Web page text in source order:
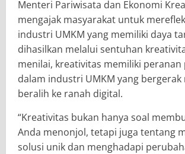
Menteri Pariwisata dan Ekonomi
mengajak masyarakat untuk
industri UMKM yang memiliki daya
dihasilkan melalui sentuhan
menilai, kreativitas memiliki peranan
dalam industri UMKM yang bergerak
beralih ke ranah digital.
“Kreativitas bukan hanya soal
Anda menonjol, tetapi juga tentang
solusi unik dan menghadapi